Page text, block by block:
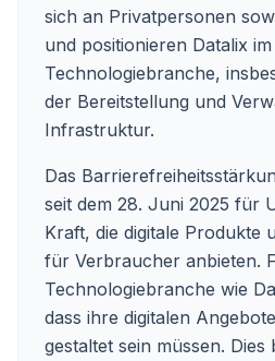
sich an Privatpersonen
und positionieren Datalix
Technologiebranche,
der Bereitstellung und
Infrastruktur.
Das
seit dem 28. Juni 2025 für
Kraft, die digitale Produkte
für Verbraucher anbieten.
Technologiebranche wie
dass ihre digitalen
gestaltet sein müssen.